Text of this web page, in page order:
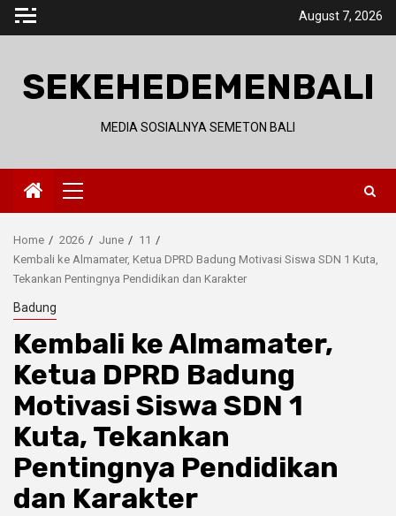
Skip
August 7, 2026
SEKEHEDEMENBALI
MEDIA SOSIALNYA SEMETON BALI
Primary
Menu
Home 2026 June
11
Kembali ke Almamater, Ketua DPRD Badung Motivasi Siswa SDN 1 Kuta,
Tekankan Pentingnya Pendidikan dan Karakter
Badung
Kembali ke Almamater,
Ketua DPRD Badung
Motivasi Siswa SDN 1
Kuta, Tekankan
Pentingnya Pendidikan
dan Karakter